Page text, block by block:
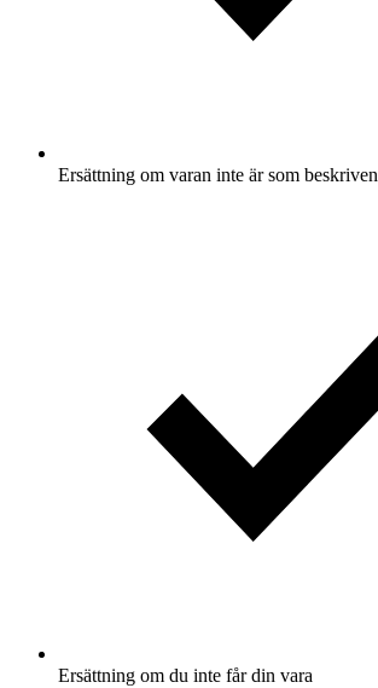
Ersättning om varan inte är som beskriven
Ersättning om du inte får din vara